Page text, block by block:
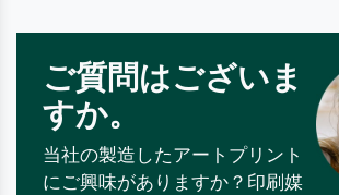
ご質問はございま
すか。
当社の製造したアートプリント
にご興味がありますか？印刷媒